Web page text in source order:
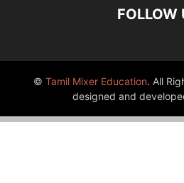
FOLLOW
© Tamil Mixer Education. All
designed and